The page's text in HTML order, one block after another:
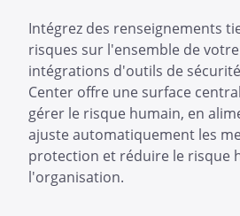
Intégrez des renseignements
risques sur l'ensemble de
intégrations d'outils de
Center offre une surface
gérer le risque humain, en
ajuste automatiquement les
protection et réduire le risque
l'organisation.